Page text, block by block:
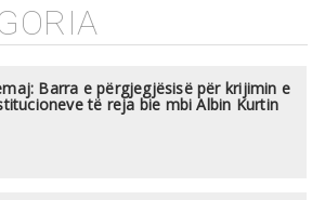
Barra e përgjegjësisë për krijimin e
të reja bie mbi Albin Kurtin